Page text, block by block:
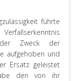
führte
Zweck der
aufgehoben und
Ersatz geleistet
den von ihr